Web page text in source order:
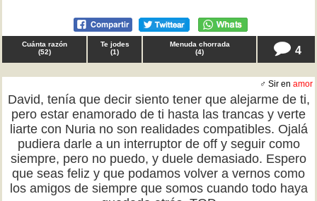
Cuánta razón
(52)
Te jodes
(1)
Menuda chorrada
(4) 4
♂ Sir en amor
David, tenía que decir siento tener que alejarme de ti,
pero estar enamorado de ti hasta las trancas y verte
liarte con Nuria no son realidades compatibles. Ojalá
pudiera darle a un interruptor de off y seguir como
siempre, pero no puedo, y duele demasiado. Espero
que seas feliz y que podamos volver a vernos como
los amigos de siempre que somos cuando todo haya